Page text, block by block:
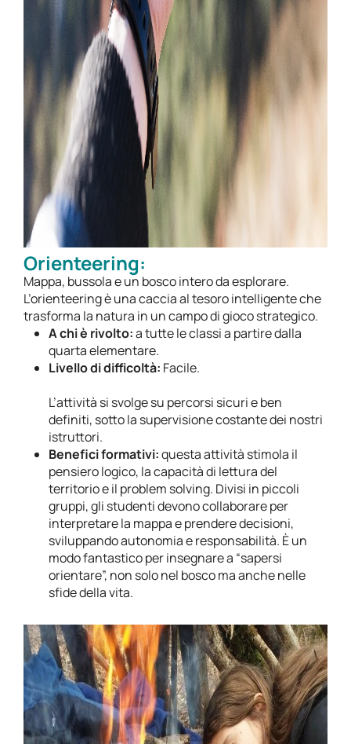
Orienteering:
Mappa, bussola e un bosco intero da esplorare.
L’orienteering è una caccia al tesoro intelligente che
trasforma la natura in un campo di gioco strategico.
A chi è rivolto:a tutte le classi a partire dalla
quarta elementare.
Livello di difficoltà: Facile.
L’attività si svolge su percorsi sicuri e ben
definiti, sotto la supervisione costante dei nostri
istruttori.
Benefici formativi:questa attività stimola il
pensiero logico, la capacità di lettura del
territorio e il problem solving. Divisi in piccoli
gruppi, gli studenti devono collaborare per
interpretare la mappa e prendere decisioni,
sviluppando autonomia e responsabilità. È un
modo fantastico per insegnare a “sapersi
orientare”, non solo nel bosco ma anche nelle
sfide della vita.